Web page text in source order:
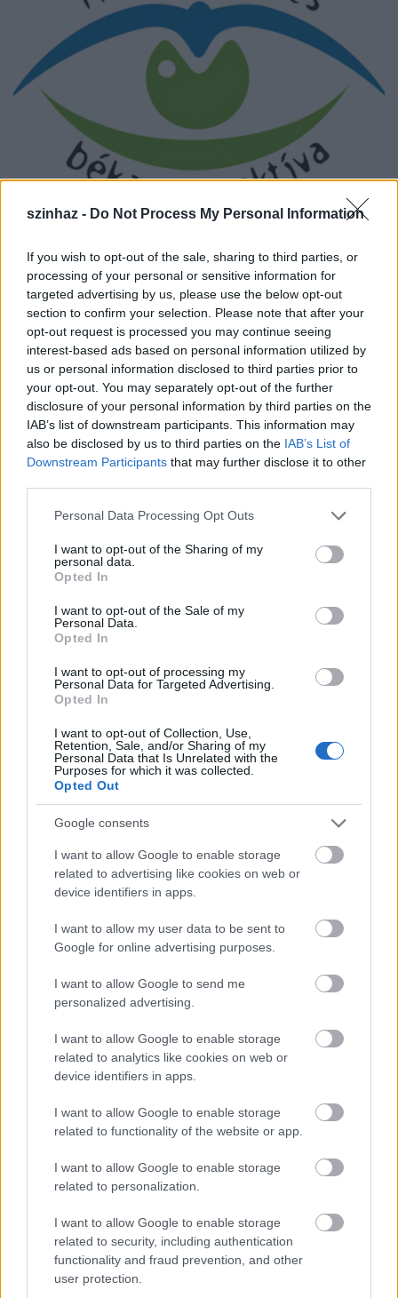
szinhaz - Do Not Process My Personal Information
If you wish to opt-out of the sale, sharing to third parties, or
processing of your personal or sensitive information for
targeted advertising by us, please use the below opt-out
section to confirm your selection. Please note that after your
opt-out request is processed you may continue seeing
interest-based ads based on personal information utilized by
us or personal information disclosed to third parties prior to
your opt-out. You may separately opt-out of the further
disclosure of your personal information by third parties on the
IAB’s list of downstream participants. This information may
also be disclosed by us to third parties on the IAB’s List of
Downstream Participants that may further disclose it to other
Please note that this website/app uses one or more Google
not limited to your visit or usage behaviour. You may click to
grant or deny consent to Google and its third-party tags to
use your data for below specified purposes in below Google
consent section.
Personal Data Processing Opt Outs
I want to opt-out of the Sharing of my
personal data.
Opted In
I want to opt-out of the Sale of my
Personal Data.
Opted In
I want to opt-out of processing my
Personal Data for Targeted Advertising.
Opted In
I want to opt-out of Collection, Use,
Retention, Sale, and/or Sharing of my
Personal Data that Is Unrelated with the
Purposes for which it was collected.
Opted Out
Google consents
I want to allow Google to enable storage
related to advertising like cookies on web or
device identifiers in apps.
I want to allow my user data to be sent to
Google for online advertising purposes.
I want to allow Google to send me
personalized advertising.
I want to allow Google to enable storage
related to analytics like cookies on web or
device identifiers in apps.
I want to allow Google to enable storage
related to functionality of the website or app.
I want to allow Google to enable storage
related to personalization.
I want to allow Google to enable storage
related to security, including authentication
functionality and fraud prevention, and other
user protection.
Madártávlat extra
Május 1-jén ünnepli születésnapját a Madártávlat és
békaperspektíva, a Tilos Rádió színházi magazinja. A
mûsort egy évvel ezelõtt indították el fiatal
kritikusok, színházi és színházat szeretõ szak- és
magánemberek, azóta kéthetente keddenként
jelentkezik szakmai és személyes beszélgetésekkel.
A Szabadkai Népszínház sikere
szinhazhu•2007. április 28.
A 2007 április 16-22. között megrendezett 57.
Vajdasági Professzionális Színházak Fesztiváljáról 2
díjjal térhetett haza a Szabadkai Népszínház. A
társulat Emma címû elõadása nyerte el ugyanis a
legjobb rendezés valamint a legjobb díszlet díját.
Börcsök Enikő a Radnótiban
Börcsök Enikõ a Vígszínház színésznõje, a Radnóti
Színházban próbálta Spiró György Prah címû
darabját, melyet április 29-én mutatnak be Valló